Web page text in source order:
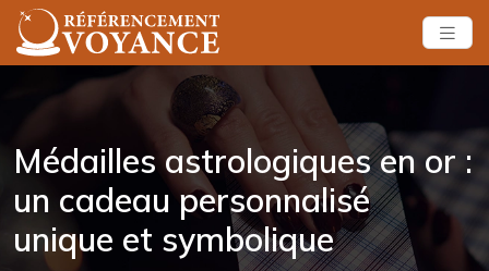
Médailles astrologiques en or :
un cadeau personnalisé
unique et symbolique